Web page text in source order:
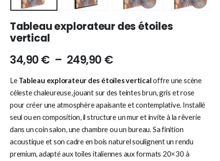
Tableau explorateur des étoiles
vertical
34,90€ – 249,90 €
LeTableau explorateur des étoiles verticaloffre une scène
céleste chaleureuse, jouant sur des teintes brun, gris et rose
pour créer une atmosphère apaisante et contemplative. Installé
seul ou en composition, il structure un mur et invite à la rêverie
dans un coin salon, une chambre ou un bureau. Sa finition
acoustique et son cadre en bois naturel soulignent un rendu
premium, adapté aux toiles italiennes aux formats 20×30 à